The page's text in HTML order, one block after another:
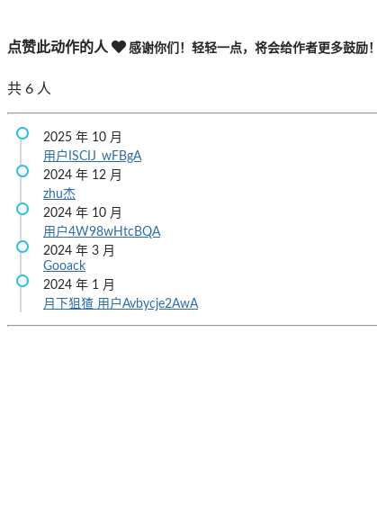
点赞此动作的人 感谢你们！轻轻一点，将会给作者更多鼓励！
共 6 人
2025 年 10 月
用户ISCIJ_wFBgA
2024 年 12 月
zhu杰
2024 年 10 月
用户4W98wHtcBQA
2024 年 3 月
Gooack
2024 年 1 月
月下狙猹 用户Avbycje2AwA